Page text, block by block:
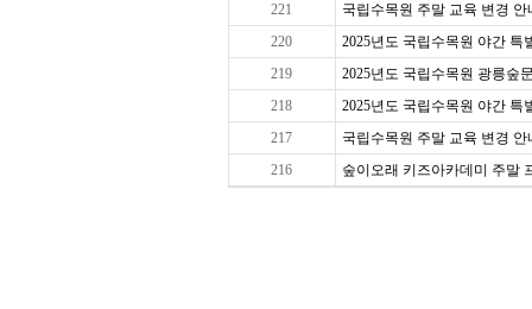
221
국립수목원 주말 교육 변경 안
220
2025년도 국립수목원 야간 특
219
2025년도 국립수목원 광릉숲
218
2025년도 국립수목원 야간 특
217
국립수목원 주말 교육 변경
216
숲이오래 키즈아카데미 주말